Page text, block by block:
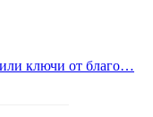
ключи от благо…